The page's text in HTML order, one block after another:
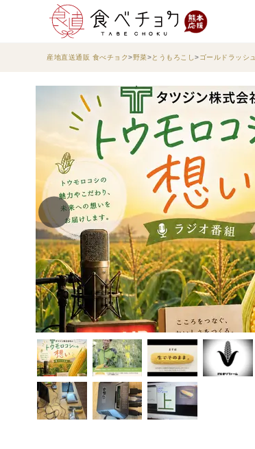
産地直送通販 食べチョク 野菜 とうもろこし ゴールドラッシュ